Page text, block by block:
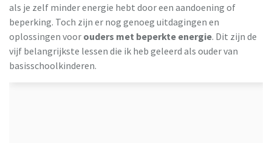
als je zelf minder energie hebt door een aandoening of
beperking. Toch zijn er nog genoeg uitdagingen en
oplossingen voor ouders met beperkte energie. Dit zijn de
vijf belangrijkste lessen die ik heb geleerd als ouder van
basisschoolkinderen.